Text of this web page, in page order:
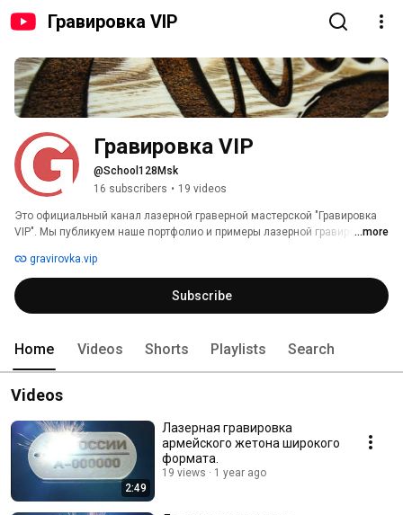
Гравировка VIP
Гравировка VIP
@School128Msk
16 subscribers • 19 videos
Это официальный канал лазерной граверной мастерской "Гравировка
VIP". Мы публикуем наше портфолио и примеры лазерной гравировки.
...more
gravirovka.vip
Subscribe
Home Videos Shorts Playlists Search
Videos
2:49
Лазерная гравировка
армейского жетона широкого
формата.
19 views 1 year ago